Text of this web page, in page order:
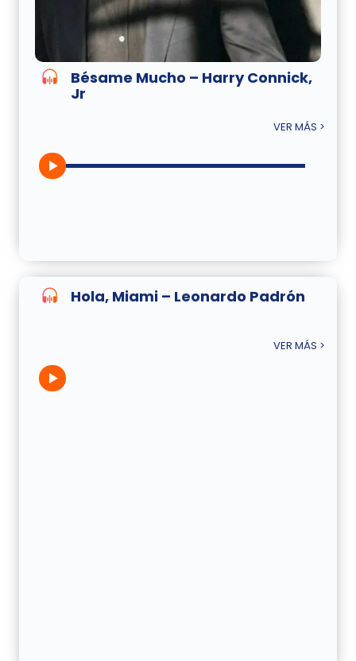
Bésame Mucho – Harry Connick,
Jr
VER MÁS >
Hola, Miami – Leonardo Padrón
VER MÁS >